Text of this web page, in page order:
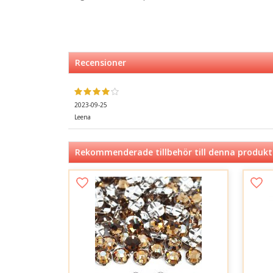
Recensioner
2023-09-25
Leena
Rekommenderade tillbehör till denna produkt